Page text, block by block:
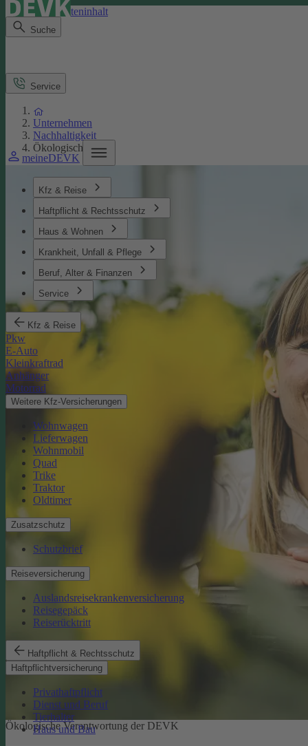
Direkt zum Seiteninhalt
Suche
meineDEVK
Kfz & Reise
Haftpflicht & Rechtsschutz
Haus & Wohnen
Krankheit, Unfall & Pflege
Beruf, Alter & Finanzen
Service
Kfz & Reise
Pkw
E-Auto
Kleinkraftrad
Anhänger
Motorrad
Weitere Kfz-Versicherungen
Wohnwagen
Lieferwagen
Wohnmobil
Quad
Trike
Traktor
Oldtimer
Zusatzschutz
Schutzbrief
Reiseversicherung
Auslandsreisekrankenversicherung
Reisegepäck
Reiserücktritt
Haftpflicht & Rechtsschutz
Haftpflichtversicherung
Privathaftpflicht
Dienst und Beruf
Tierhalter
Haus und Bau
Service
Unternehmen
Nachhaltigkeit
Ökologisches
Ökologische Verantwortung der DEVK